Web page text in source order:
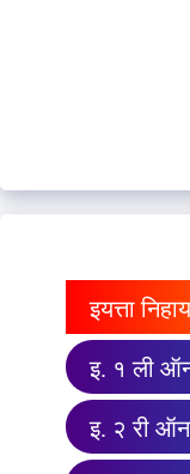
इयत्ता
इ. १ ली
इ. २ री